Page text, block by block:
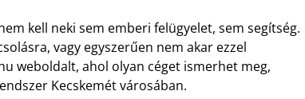
kell neki sem emberi felügyelet, sem segítség.
vagy egyszerűen nem akar ezzel
weboldalt, ahol olyan céget ismerhet meg,
Kecskemét városában.